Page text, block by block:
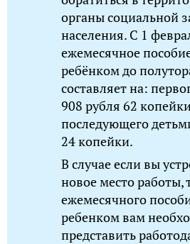
органы социальной
населения. C 1
ежемесячное
ребёнком до
составляет на:
908 рубля 62
последующего
24 копейки.
В случае если вы
новое место работы,
ежемесячного
ребенком вам
представить